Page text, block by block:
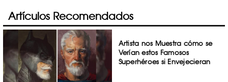
Artículos Recomendados
Artista nos Muestra cómo se
Verían estos Famosos
Superhéroes si Envejecieran